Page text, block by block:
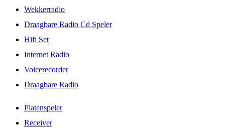
Wekkerradio
Draagbare Radio Cd Speler
Hifi Set
Internet Radio
Voicerecorder
Draagbare Radio
Platenspeler
Receiver